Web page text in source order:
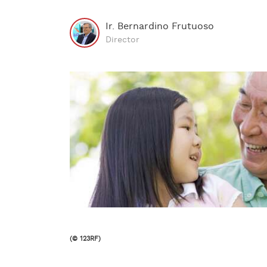
Ir. Bernardino Frutuoso
Director
(© 123RF)